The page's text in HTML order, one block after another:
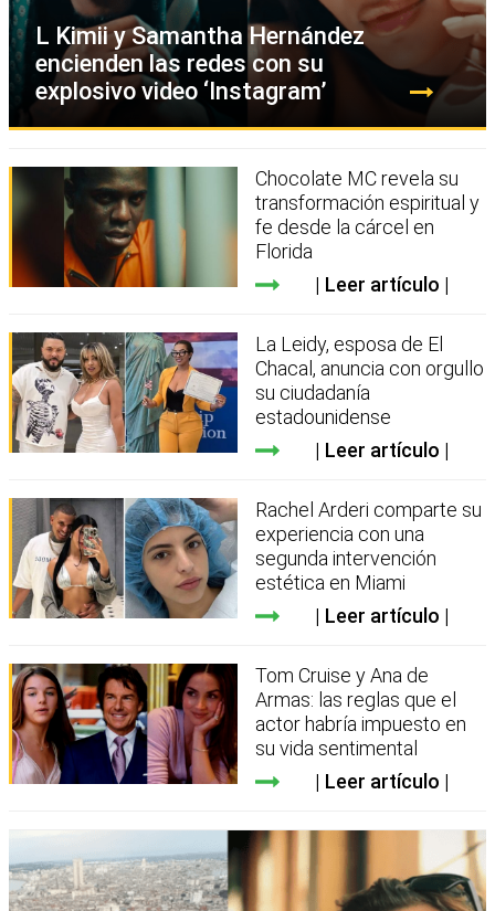
L Kimii y Samantha Hernández
encienden las redes con su
explosivo video ‘Instagram’
Chocolate MC revela su
transformación espiritual y
fe desde la cárcel en
Florida
Leer artículo
La Leidy, esposa de El
Chacal, anuncia con orgullo
su ciudadanía
estadounidense
Leer artículo
Rachel Arderi comparte su
experiencia con una
segunda intervención
estética en Miami
Leer artículo
Tom Cruise y Ana de
Armas: las reglas que el
actor habría impuesto en
su vida sentimental
Leer artículo